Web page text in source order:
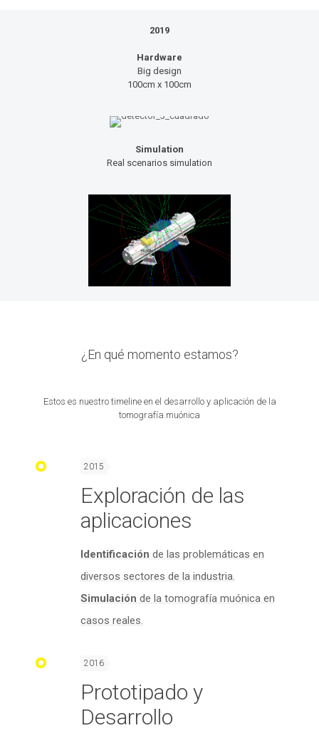
2019
Hardware
Big design
100cm x 100cm
Simulation
Real scenarios simulation
¿En qué momento estamos?
Estos es nuestro timeline en el desarrollo y aplicación de la
tomografía muónica
2015
Exploración de las
aplicaciones
Identificación de las problemáticas en
diversos sectores de la industria.
Simulación de la tomografía muónica en
casos reales.
2016
Prototipado y
Desarrollo